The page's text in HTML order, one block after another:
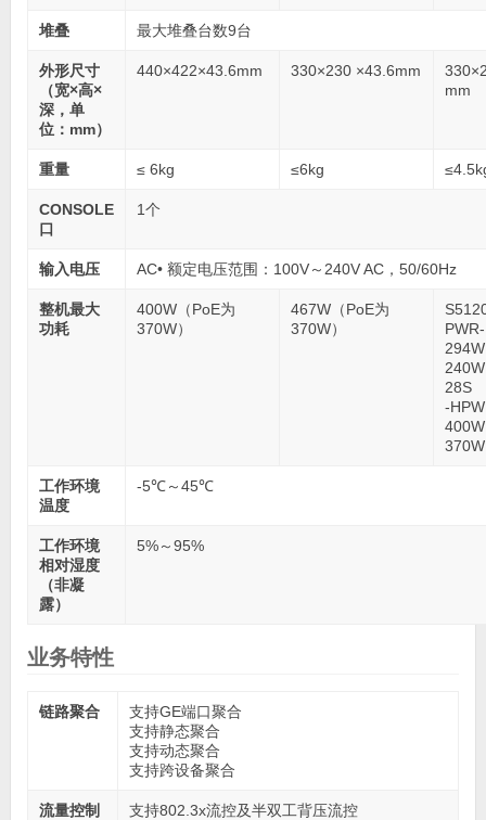
堆叠 最大堆叠台数9台
外形尺寸
（宽×高×
深，单
位：mm）
440×422×43.6mm 330×230 ×43.6mm
mm
重量 ≤ 6kg ≤6kg
CONSOLE
口
1个
输入电压 AC• 额定电压范围：100V～240V AC，50/60Hz
整机最大
功耗
400W（PoE为
370W）
467W（PoE为
370W）
28S
-
工作环境
温度
-5℃～45℃
工作环境
相对湿度
（非凝
露）
5%～95%
业务特性
链路聚合
支持GE端口聚合
支持静态聚合
支持动态聚合
支持跨设备聚合
流量控制 支持802.3x流控及半双工背压流控